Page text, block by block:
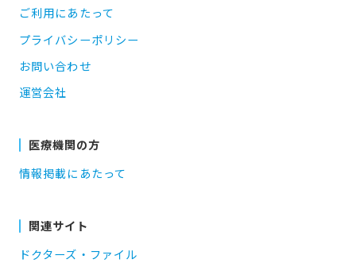
ご利用にあたって
プライバシーポリシー
お問い合わせ
運営会社
医療機関の方
情報掲載にあたって
関連サイト
ドクターズ・ファイル